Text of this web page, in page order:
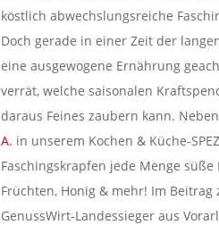
köstlich abwechslungsreiche
Doch gerade in einer Zeit der
eine ausgewogene Ernährung
verrät, welche saisonalen
daraus Feines zaubern kann.
A. in unserem Kochen & Küche-
Faschingskrapfen jede Menge
Früchten, Honig & mehr! Im
GenussWirt-Landessieger aus